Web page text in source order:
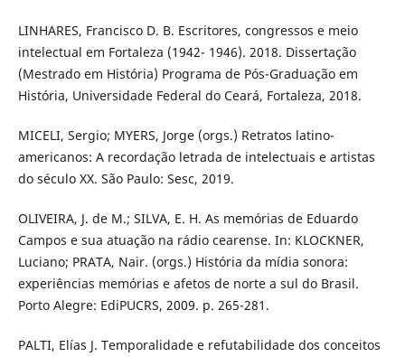
LINHARES, Francisco D. B. Escritores, congressos e meio
intelectual em Fortaleza (1942- 1946). 2018. Dissertação
(Mestrado em História) Programa de Pós-Graduação em
História, Universidade Federal do Ceará, Fortaleza, 2018.
MICELI, Sergio; MYERS, Jorge (orgs.) Retratos latino-
americanos: A recordação letrada de intelectuais e artistas
do século XX. São Paulo: Sesc, 2019.
OLIVEIRA, J. de M.; SILVA, E. H. As memórias de Eduardo
Campos e sua atuação na rádio cearense. In: KLOCKNER,
Luciano; PRATA, Nair. (orgs.) História da mídia sonora:
experiências memórias e afetos de norte a sul do Brasil.
Porto Alegre: EdiPUCRS, 2009. p. 265-281.
PALTI, Elías J. Temporalidade e refutabilidade dos conceitos